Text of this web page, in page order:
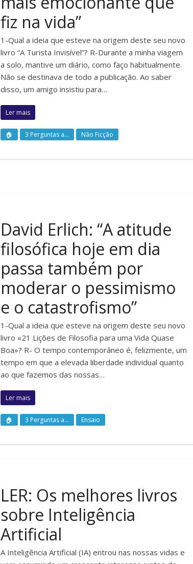
fiz na vida”
1-Qual a ideia que esteve na origem deste seu novo
livro “A Turista Invisível”? R-Durante a minha viagem
a solo, mantive um diário, como faço habitualmente.
Não se destinava de todo a publicação. Ao saber
disso, um amigo insistiu para…
Ler mais
🏠 3 Perguntas a... Não Ficção
David Erlich: “A atitude
filosófica hoje em dia
passa também por
moderar o pessimismo
e o catastrofismo”
1-Qual a ideia que esteve na origem deste seu novo
livro «21 Lições de Filosofia para uma Vida Quase
Boa»? R- O tempo contemporâneo é, felizmente, um
tempo em que a elevada liberdade individual quanto
ao que fazemos das nossas…
Ler mais
🏠 3 Perguntas a... Ensaio
LER: Os melhores livros
sobre Inteligência
Artificial
A Inteligência Artificial (IA) entrou nas nossas vidas e